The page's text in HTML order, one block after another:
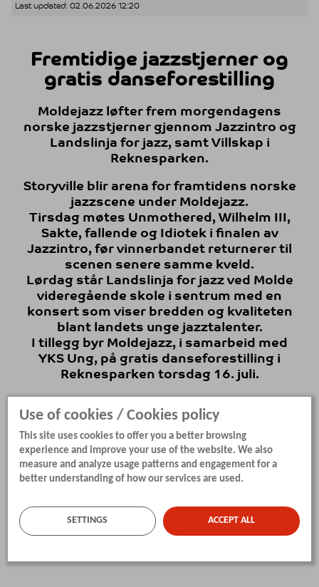
Last updated: 02.06.2026 12:20
Fremtidige jazzstjerner og
gratis danseforestilling
Moldejazz løfter frem morgendagens
norske jazzstjerner gjennom Jazzintro og
Landslinja for jazz, samt Villskap i
Reknesparken.
Storyville blir arena for framtidens norske
jazzscene under Moldejazz.
Tirsdag møtes Unmothered, Wilhelm III,
Sakte, fallende og Idiotek i finalen av
Jazzintro, før vinnerbandet returnerer til
scenen senere samme kveld.
Lørdag står Landslinja for jazz ved Molde
videregående skole i sentrum med en
konsert som viser bredden og kvaliteten
blant landets unge jazztalenter.
I tillegg byr Moldejazz, i samarbeid med
YKS Ung, på gratis danseforestilling i
Reknesparken torsdag 16. juli.
Use of cookies / Cookies policy
This site uses cookies to offer you a better browsing
experience and improve your use of the website. We also
measure and analyze usage patterns and engagement for a
better understanding of how our services are used.
SETTINGS ACCEPT ALL